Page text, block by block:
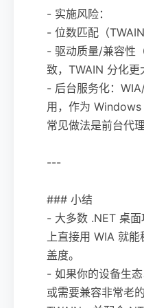
- 实施风险：
- 位数匹配（TWAIN
- 驱动质量/兼容性
致，TWAIN 分化更
- 后台服务化：
用，作为 Windows
常见做法是前台代
---
### 小结
- 大多数 .NET 桌
上直接用 WIA 就
盖度。
- 如果你的设备生态
或需要兼容非常老